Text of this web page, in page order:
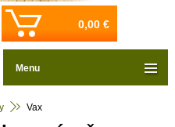
0,00 €
Vax
Menu